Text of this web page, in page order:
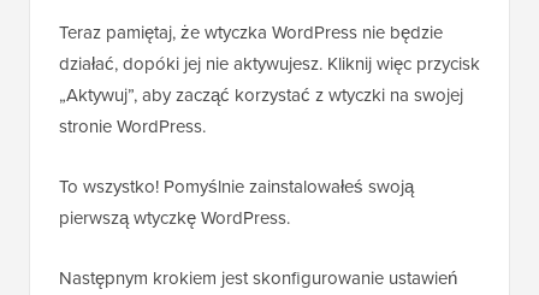
Teraz pamiętaj, że wtyczka WordPress nie będzie
działać, dopóki jej nie aktywujesz. Kliknij więc przycisk
„Aktywuj”, aby zacząć korzystać z wtyczki na swojej
stronie WordPress.
To wszystko! Pomyślnie zainstalowałeś swoją
pierwszą wtyczkę WordPress.
Następnym krokiem jest skonfigurowanie ustawień